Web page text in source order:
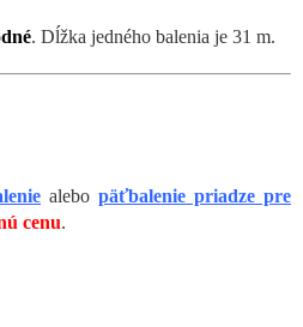
. Dĺžka jedného balenia je 31 m.
alebo päťbalenie priadze pre
cenu.